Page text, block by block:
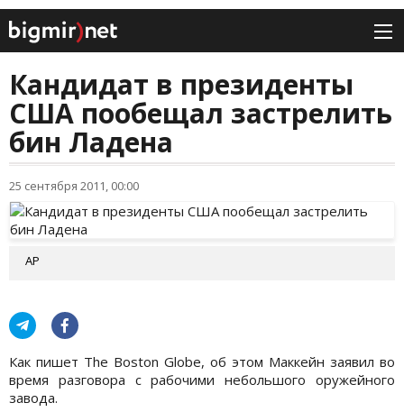
Кандидат в президенты
США пообещал застрелить
бин Ладена
25 сентября 2011, 00:00
АР
Как пишет The Boston Globe, об этом Маккейн заявил во
время разговора с рабочими небольшого оружейного
завода.